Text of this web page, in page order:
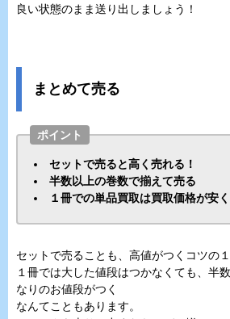
良い状態のまま送り出しましょう！
まとめて売る
ポイント
セットで売ると高く売れる！
半数以上の巻数で揃えて売る
１冊での単品買取は買取価格が安
セットで売ることも、高値がつくコツの１
１冊では大した値段はつかなくても、半
なりのお値段がつく
なんてこともあります。